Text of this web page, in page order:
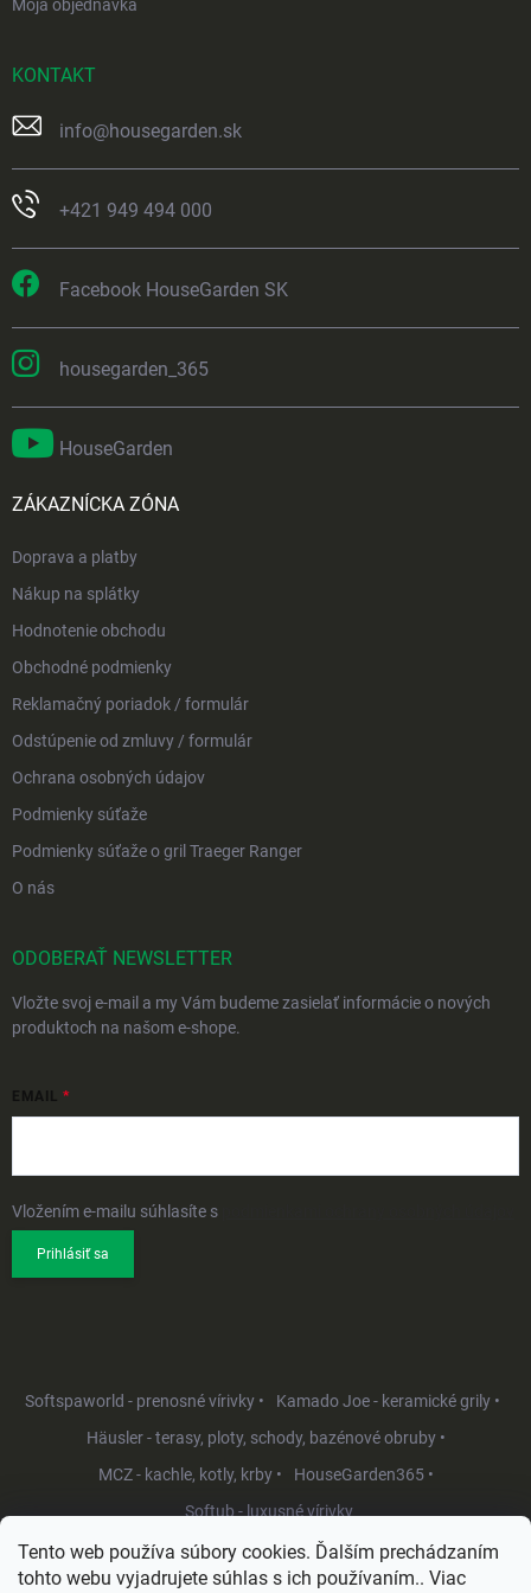
Tento web používa súbory cookies. Ďalším prechádzaním
tohto webu vyjadrujete súhlas s ich používaním.. Viac
Moja objednávka
KONTAKT
info@housegarden.sk
+421 949 494 000
Facebook HouseGarden SK
housegarden_365
HouseGarden
ZÁKAZNÍCKA ZÓNA
Doprava a platby
Nákup na splátky
Hodnotenie obchodu
Obchodné podmienky
Reklamačný poriadok / formulár
Odstúpenie od zmluvy / formulár
Ochrana osobných údajov
Podmienky súťaže
Podmienky súťaže o gril Traeger Ranger
O nás
ODOBERAŤ NEWSLETTER
Vložte svoj e-mail a my Vám budeme zasielať informácie o nových
produktoch na našom e-shope.
EMAIL
Vložením e-mailu súhlasíte s
Prihlásiť sa
Softspaworld - prenosné vírivky •
Kamado Joe - keramické grily •
Häusler - terasy, ploty, schody, bazénové obruby •
MCZ - kachle, kotly, krby •
HouseGarden365 •
Softub - luxusné vírivky